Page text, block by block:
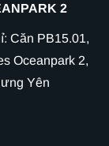
2
Căn PB15.01,
Oceanpark 2,
Yên